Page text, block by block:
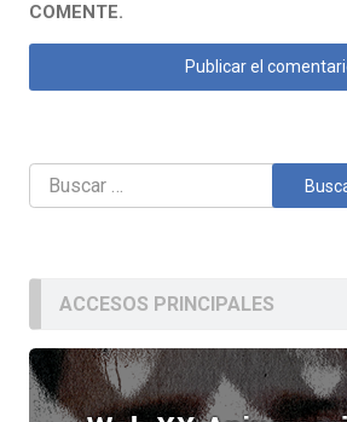
COMENTE.
Buscar:
ACCESOS PRINCIPALES